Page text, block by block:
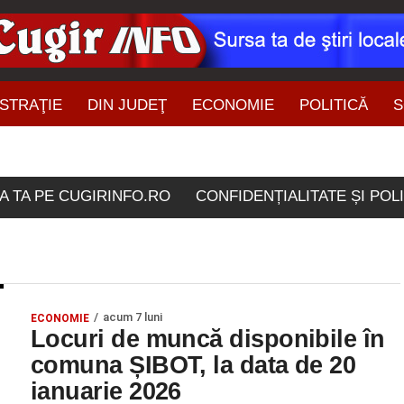
DIN JUDEŢ ECONOMIE POLITICĂ
TA PE CUGIRINFO.RO CONFIDENȚIALITATE ȘI
etichetate "20
ECONOMIE acum 7 luni
Locuri de muncă disponibile în
comuna ȘIBOT, la data de 20
ianuarie 2026